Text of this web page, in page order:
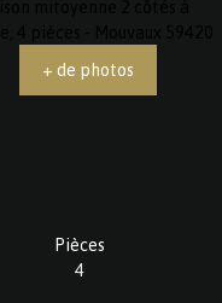
+ de photos
Pièces
4